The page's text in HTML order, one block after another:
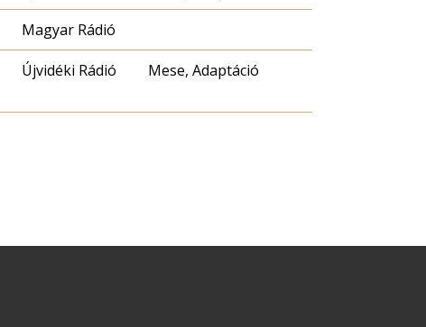
Magyar Rádió
Újvidéki Rádió Mese, Adaptáció